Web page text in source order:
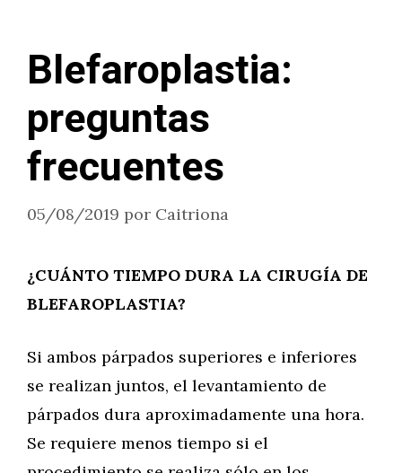
Blefaroplastia:
preguntas
frecuentes
05/08/2019 por Caitriona
¿CUÁNTO TIEMPO DURA LA CIRUGÍA DE
BLEFAROPLASTIA?
Si ambos párpados superiores e inferiores
se realizan juntos, el levantamiento de
párpados dura aproximadamente una hora.
Se requiere menos tiempo si el